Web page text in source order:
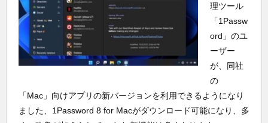
理ツール
「1Passw
ord」のユ
ーザー
が、同社
の
「Mac」向けアプリの新バージョンを利用できるようになり
ました、1Password 8 for Macがダウンロード可能になり、多